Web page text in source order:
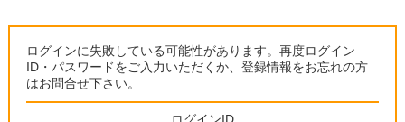
ログインに失敗している可能性があります。再度ログイン
ID・パスワードをご入力いただくか、登録情報をお忘れの方
はお問合せ下さい。
ログインID